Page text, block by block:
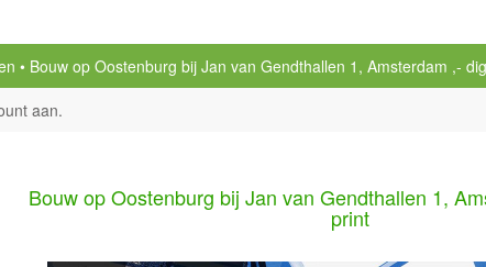
Bouw op Oostenburg bij Jan van Gendthallen 1, Amsterdam ,-
aan.
Bouw op Oostenburg bij Jan van Gendthallen 1,
print